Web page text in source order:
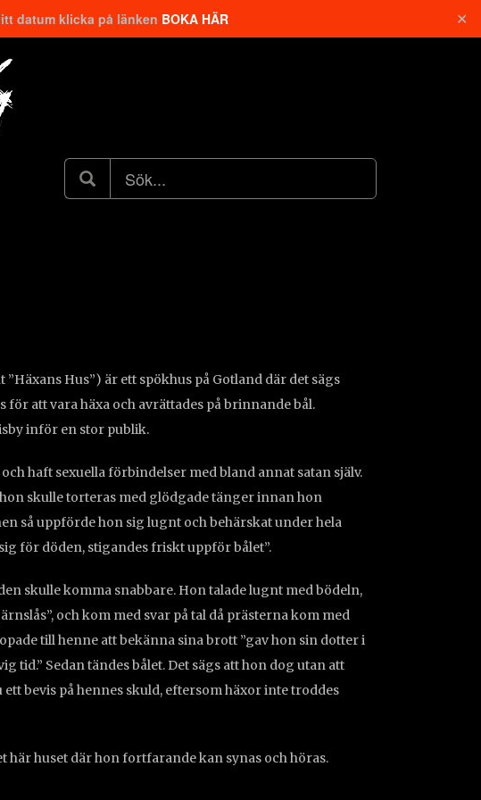
datum klicka på länken BOKA HÄR ✕
Hus”) är ett spökhus på Gotland där det sägs
för att vara häxa och avrättades på brinnande bål.
inför en stor publik.
haft sexuella förbindelser med bland annat satan själv.
skulle torteras med glödgade tänger innan hon
så uppförde hon sig lugnt och behärskat under hela
för döden, stigandes friskt uppför bålet”.
skulle komma snabbare. Hon talade lugnt med bödeln,
och kom med svar på tal då prästerna kom med
till henne att bekänna sina brott ”gav hon sin dotter i
tid.” Sedan tändes bålet. Det sägs att hon dog utan att
bevis på hennes skuld, eftersom häxor inte troddes
här huset där hon fortfarande kan synas och höras.